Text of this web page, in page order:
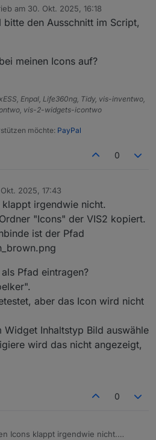
mit nem script ,was alle 2min
gelöst
am 30. Okt. 2025, 16:18
editiert von
bitte den Ausschnitt im Script,
meinen Icons auf?
Enpal, Life360ng, Tidy, vis-inventwo,
vis-2-widgets-icontwo
möchte: PayPal
0
2025, 17:43
irgendwie nicht.
"Icons" der VIS2 kopiert.
ist der Pfad
Pfad eintragen?
aber das Icon wird nicht
Widget Inhaltstyp Bild auswähle
wird das nicht angezeigt,
0
Icons klappt irgendwie nicht.